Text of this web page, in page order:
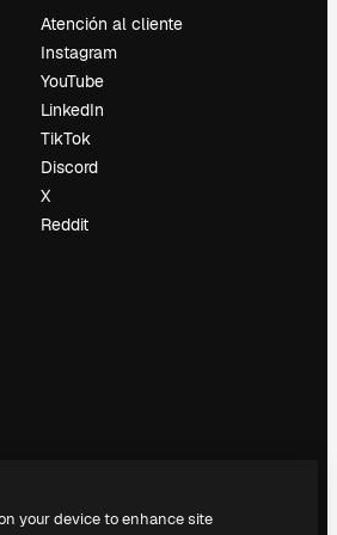
Atención al cliente
Instagram
YouTube
LinkedIn
TikTok
Discord
X
Reddit
your device to enhance site